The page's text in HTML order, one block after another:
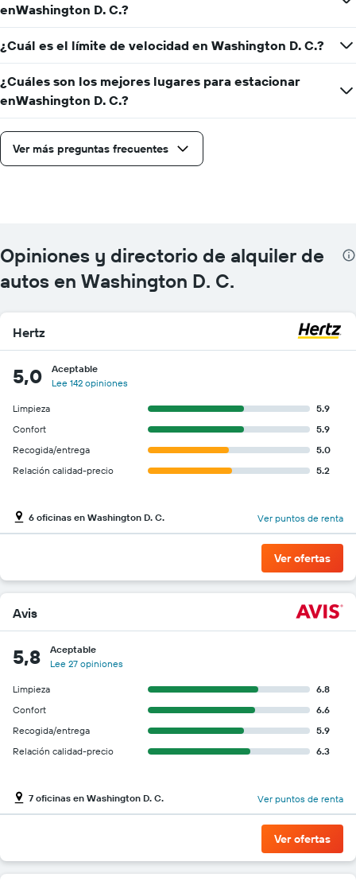
enWashington D. C.?
¿Cuál es el límite de velocidad en Washington D. C.?
¿Cuáles son los mejores lugares para estacionar
enWashington D. C.?
Ver más preguntas frecuentes
Opiniones y directorio de alquiler de
autos en Washington D. C.
Hertz
5,0
Aceptable
Lee 142 opiniones
Limpieza
5.9
Confort
5.9
Recogida/entrega
5.0
Relación calidad-precio
5.2
6 oficinas en Washington D. C. Ver puntos de renta
Ver ofertas
Avis
5,8
Aceptable
Lee 27 opiniones
Limpieza
6.8
Confort
6.6
Recogida/entrega
5.9
Relación calidad-precio
6.3
7 oficinas en Washington D. C. Ver puntos de renta
Ver ofertas